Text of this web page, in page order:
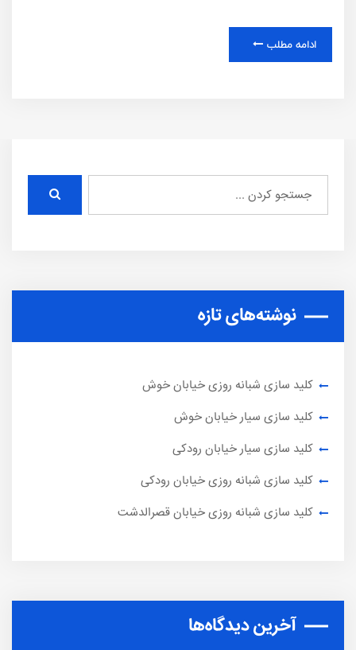
ادامه مطلب
نوشته‌های تازه
کلید سازی شبانه روزی خیابان خوش
کلید سازی سیار خیابان خوش
کلید سازی سیار خیابان رودکی
کلید سازی شبانه روزی خیابان رودکی
کلید سازی شبانه روزی خیابان قصرالدشت
آخرین دیدگاه‌ها